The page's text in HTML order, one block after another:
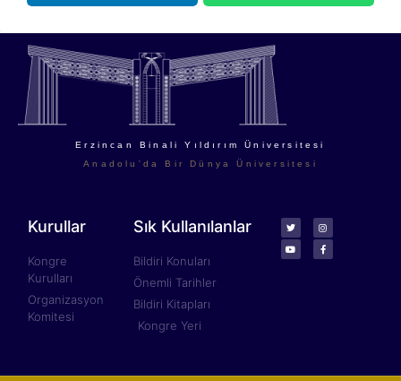
Erzincan Binali Yıldırım Üniversitesi
Anadolu'da Bir Dünya Üniversitesi
Kurullar
Kongre
Kurulları
Organizasyon
Komitesi
Sık Kullanılanlar
Bildiri Konuları
Önemli Tarihler
Bildiri Kitapları
Kongre Yeri